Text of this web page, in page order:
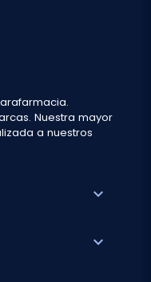
Nuestra mayor
a nuestros
expand_more
expand_more